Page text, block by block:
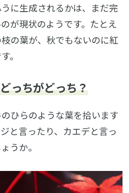
に生成されるかは、まだ完
が現状のようです。たとえ
の葉が、秋でもないのに紅
。
っちがどっち？
ひらのような葉を拾います
と言ったり、カエデと言っ
うか。